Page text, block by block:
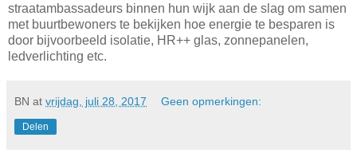
straatambassadeurs binnen hun wijk aan de slag om samen
met buurtbewoners te bekijken hoe energie te besparen is
door bijvoorbeeld isolatie, HR++ glas, zonnepanelen,
ledverlichting etc.
BN at vrijdag, juli 28, 2017 Geen opmerkingen:
Delen